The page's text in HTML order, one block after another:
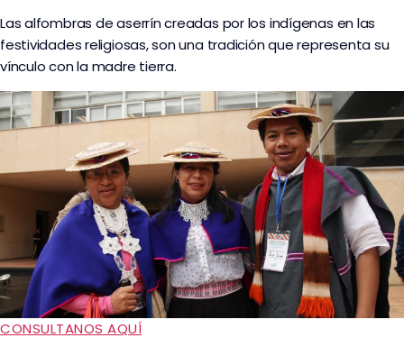
Las alfombras de aserrín creadas por los indígenas en las
festividades religiosas, son una tradición que representa su
vínculo con la madre tierra.
CONSULTANOS AQUÍ